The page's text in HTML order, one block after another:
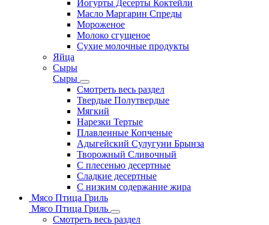
Йогурты Десерты Коктейли
Масло Маргарин Спреды
Мороженое
Молоко сгущеное
Сухие молочные продукты
Яйца
Сыры
Сыры
Смотреть весь раздел
Твердые Полутвердые
Мягкий
Нарезки Тертые
Плавленные Копченые
Адыгейский Сулугуни Брынза
Творожный Сливочный
С плесенью десертные
Сладкие десертные
С низким содержание жира
Мясо Птица Гриль
Мясо Птица Гриль
Смотреть весь раздел